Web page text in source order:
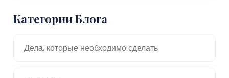
Категории Блога
Дела, которые необходимо сделать